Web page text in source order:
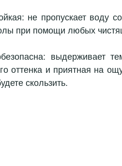
не пропускает воду
при помощи любых
выдерживает
оттенка и приятная на
скользить.